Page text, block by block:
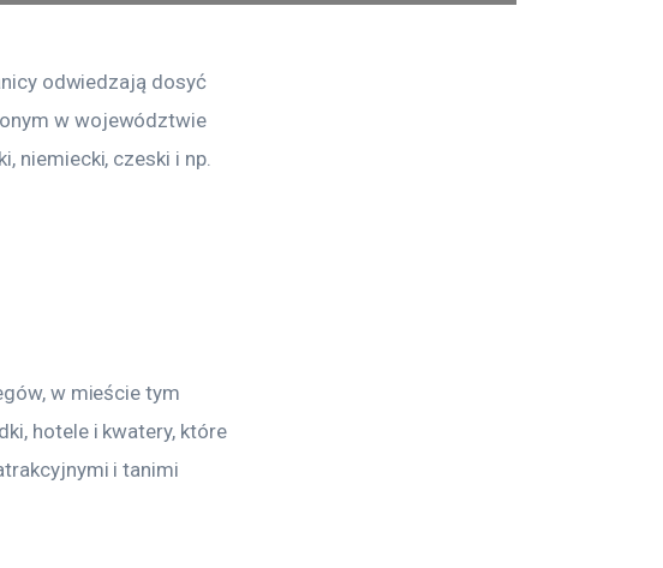
odwiedzają dosyć
w województwie
niemiecki, czeski i np.
w mieście tym
hotele i kwatery, które
i tanimi